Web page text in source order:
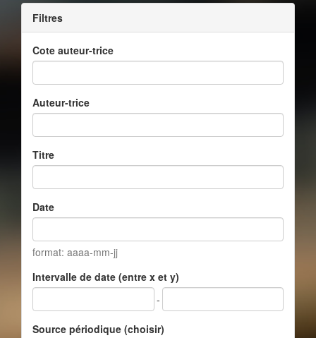
Filtres
Cote auteur-trice
Auteur-trice
Titre
Date
format: aaaa-mm-jj
Intervalle de date (entre x et y)
-
Source périodique (choisir)